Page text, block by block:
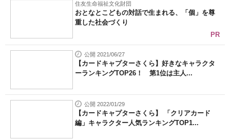
住友生命福祉文化財団
おとなとこどもの対話で生まれる、「個」を尊
重した社会づくり
PR
公開 2021/06/27
【カードキャプターさくら】好きなキャラクタ
ーランキングTOP26！ 第1位は主人...
公開 2022/01/29
【カードキャプターさくら】 「クリアカード
編」キャラクター人気ランキングTOP1...